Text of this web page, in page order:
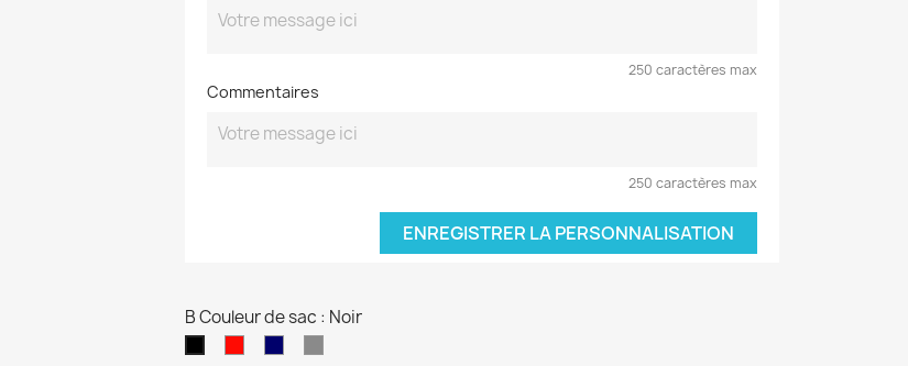
250 caractères max
Commentaires
250 caractères max
ENREGISTRER LA PERSONNALISATION
B Couleur de sac : Noir